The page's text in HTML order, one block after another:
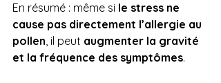
En résumé : même si le stress ne
cause pas directement l’allergie au
pollen, il peut augmenter la gravité
et la fréquence des symptômes.